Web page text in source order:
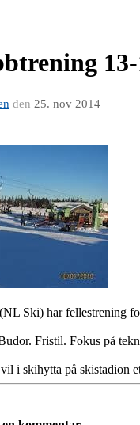
den 25. nov 2014
Ski) har fellestrening
Fristil. Fokus på
i skihytta på skistadion